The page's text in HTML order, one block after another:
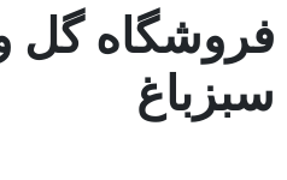
فروشگاه گل
سبزباغ